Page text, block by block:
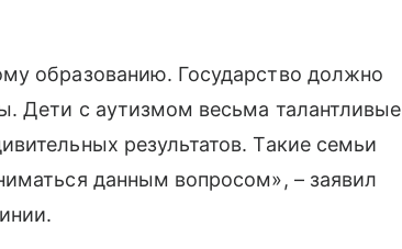
образованию. Государство должно
Дети с аутизмом весьма талантливые
результатов. Такие семьи
данным вопросом», – заявил